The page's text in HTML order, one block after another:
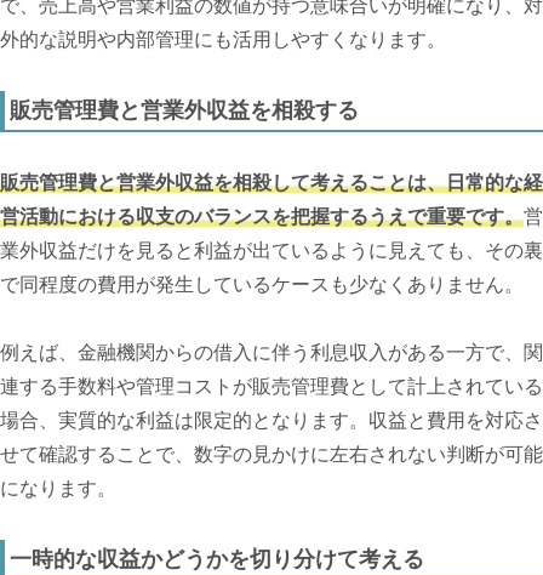
で、売上高や営業利益の数値が持つ意味合いが明確になり、対
外的な説明や内部管理にも活用しやすくなります。
販売管理費と営業外収益を相殺する
販売管理費と営業外収益を相殺して考えることは、日常的な経
営活動における収支のバランスを把握するうえで重要です。営
業外収益だけを見ると利益が出ているように見えても、その裏
で同程度の費用が発生しているケースも少なくありません。
例えば、金融機関からの借入に伴う利息収入がある一方で、関
連する手数料や管理コストが販売管理費として計上されている
場合、実質的な利益は限定的となります。収益と費用を対応さ
せて確認することで、数字の見かけに左右されない判断が可能
になります。
一時的な収益かどうかを切り分けて考える